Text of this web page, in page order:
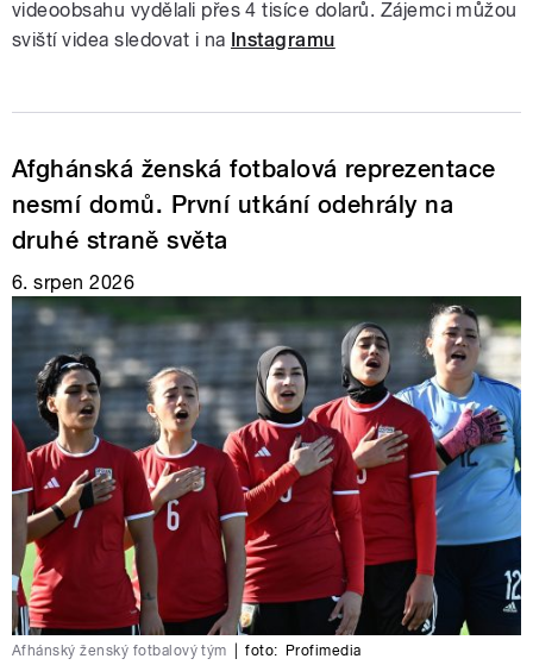
videoobsahu vydělali přes 4 tisíce dolarů. Zájemci můžou
sviští videa sledovat i na Instagramu
Afghánská ženská fotbalová reprezentace
nesmí domů. První utkání odehrály na
druhé straně světa
6. srpen 2026
Afhánský ženský fotbalový tým foto: Profimedia